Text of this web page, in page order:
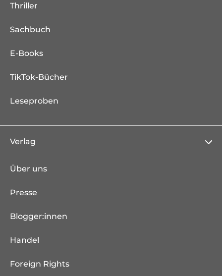
Thriller
Sachbuch
E-Books
TikTok-Bücher
Leseproben
Verlag
Über uns
Presse
Blogger:innen
Handel
Foreign Rights